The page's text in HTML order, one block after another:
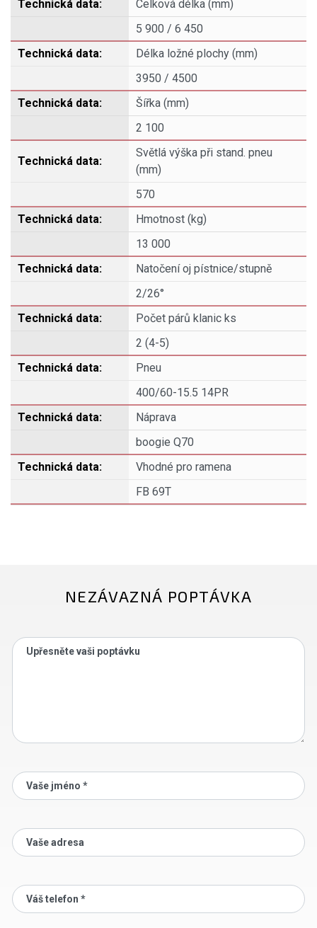
Celková délka (mm)
5 900 / 6 450
Délka ložné plochy (mm)
3950 / 4500
Šířka (mm)
2 100
Světlá výška při stand. pneu
(mm)
570
Hmotnost (kg)
13 000
Natočení oj pístnice/stupně
2/26°
Počet párů klanic ks
2 (4-5)
Pneu
400/60-15.5 14PR
Náprava
boogie Q70
Vhodné pro ramena
FB 69T
NEZÁVAZNÁ POPTÁVKA
Upřesněte vaši poptávku
Vaše jméno *
Vaše adresa
Váš telefon *